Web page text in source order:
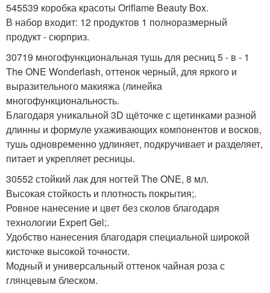
545539 коробка красоты Oriflame Beauty Box.
В набор входит: 12 продуктов 1 полноразмерный
продукт - сюрприз.
30719 многофункциональная тушь для ресниц 5 - в - 1
The ONE Wonderlash, оттенок черный, для яркого и
выразительного макияжа (линейка
многофункциональность.
Благодаря уникальной 3D щёточке с щетинками разной
длинны и формуле ухаживающих компонентов и восков,
тушь одновременно удлиняет, подкручивает и разделяет,
питает и укрепляет ресницы.
30552 стойкий лак для ногтей The ONE, 8 мл.
Высокая стойкость и плотность покрытия;.
Ровное нанесение и цвет без сколов благодаря
технологии Expert Gel;.
Удобство нанесения благодаря специальной широкой
кисточке высокой точности.
Модный и универсальный оттенок чайная роза с
глянцевым блеском.